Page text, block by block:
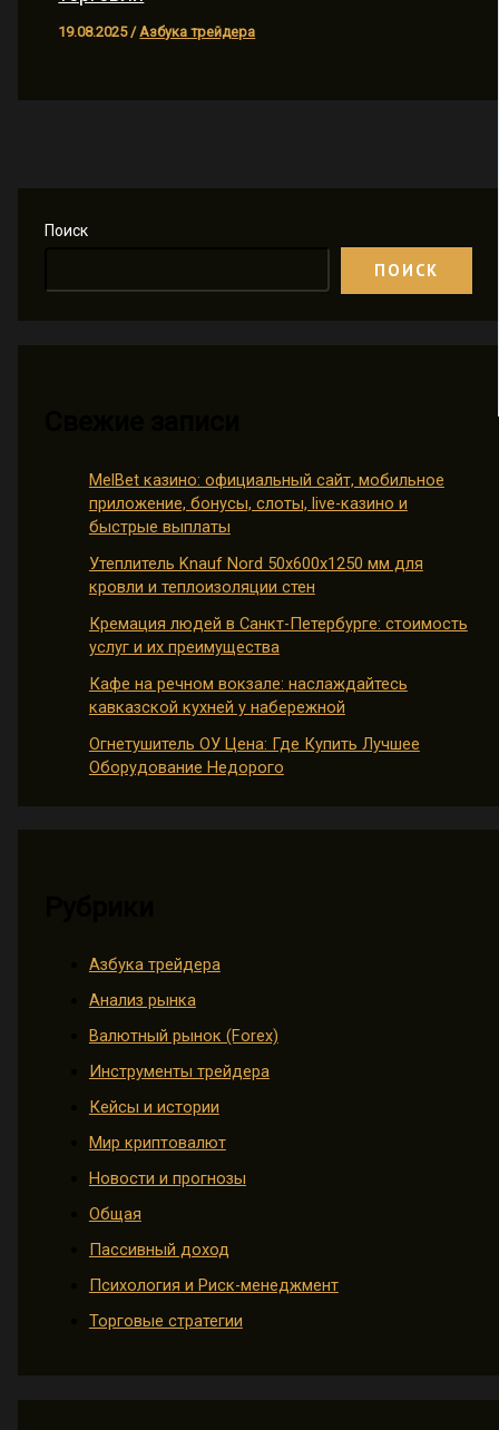
Поиск
ПОИСК
MelBet казино: официальный сайт, мобильное
приложение, бонусы, слоты, live-казино и
быстрые выплаты
Утеплитель Knauf Nord 50х600х1250 мм для
кровли и теплоизоляции стен
Кремация людей в Санкт-Петербурге: стоимость
услуг и их преимущества
Кафе на речном вокзале: наслаждайтесь
кавказской кухней у набережной
Огнетушитель ОУ Цена: Где Купить Лучшее
Оборудование Недорого
Азбука трейдера
Анализ рынка
Валютный рынок (Forex)
Инструменты трейдера
Кейсы и истории
Мир криптовалют
Новости и прогнозы
Общая
Пассивный доход
Психология и Риск-менеджмент
Торговые стратегии
19.08.2025/Азбука трейдера